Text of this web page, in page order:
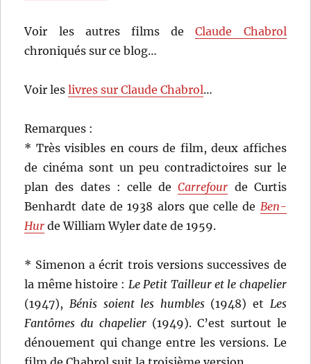
Voir les autres films deClaude Chabrol
chroniqués sur ce blog…
Voir leslivres sur Claude Chabrol…
Remarques :
* Très visibles en cours de film, deux affiches
de cinéma sont un peu contradictoires sur le
plan des dates : celle deCarrefour de Curtis
Benhardt date de 1938 alors que celle de Ben-
Hur de William Wyler date de 1959.
* Simenon a écrit trois versions successives de
la même histoire : Le Petit Tailleur et le chapelier
(1947), Bénis soient les humbles(1948) et Les
Fantômes du chapelier (1949). C’est surtout le
dénouement qui change entre les versions. Le